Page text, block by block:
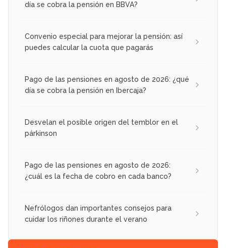
día se cobra la pensión en BBVA?
Convenio especial para mejorar la pensión: así
puedes calcular la cuota que pagarás
Pago de las pensiones en agosto de 2026: ¿qué
día se cobra la pensión en Ibercaja?
Desvelan el posible origen del temblor en el
párkinson
Pago de las pensiones en agosto de 2026:
¿cuál es la fecha de cobro en cada banco?
Nefrólogos dan importantes consejos para
cuidar los riñones durante el verano